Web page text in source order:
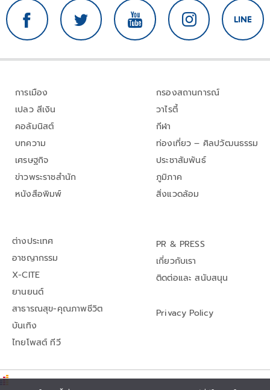
การเมือง
เปลว สีเงิน
คอลัมนิสต์
บทความ
เศรษฐกิจ
ข่าวพระราชสำนัก
หนังสือพิมพ์
กรองสถานการณ์
วาไรตี้
กีฬา
ท่องเที่ยว – ศิลปวัฒนธรรม
ประชาสัมพันธ์
ภูมิภาค
สิ่งแวดล้อม
ต่างประเทศ
อาชญากรรม
X-CITE
ยานยนต์
สาธารณสุข-คุณภาพชีวิต
บันเทิง
ไทยโพสต์ ทีวี
PR & PRESS
เกี่ยวกับเรา
ติดต่อและ สนับสนุน
Privacy Policy